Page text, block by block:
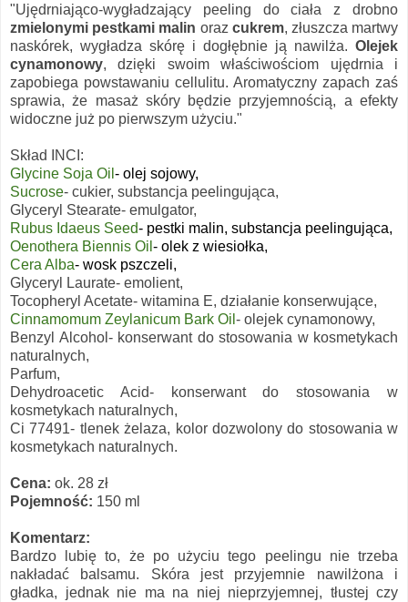
"Ujędrniająco-wygładzający peeling do ciała z drobno
zmielonymi pestkami malin oraz cukrem, złuszcza martwy
naskórek, wygładza skórę i dogłębnie ją nawilża. Olejek
cynamonowy, dzięki swoim właściwościom ujędrnia i
zapobiega powstawaniu cellulitu. Aromatyczny zapach zaś
sprawia, że masaż skóry będzie przyjemnością, a efekty
widoczne już po pierwszym użyciu."
Skład INCI:
Glycine Soja Oil - olej sojowy,
Sucrose- cukier, substancja peelingująca,
Glyceryl Stearate- emulgator,
Rubus Idaeus Seed- pestki malin, substancja peelingująca,
Oenothera Biennis Oil - olek z wiesiołka,
Cera Alba- wosk pszczeli,
Glyceryl Laurate- emolient,
Tocopheryl Acetate- witamina E, działanie konserwujące,
Cinnamomum Zeylanicum Bark Oil - olejek cynamonowy,
Benzyl Alcohol- konserwant do stosowania w kosmetykach
naturalnych,
Parfum,
Dehydroacetic Acid- konserwant do stosowania w
kosmetykach naturalnych,
Ci 77491- tlenek żelaza, kolor dozwolony do stosowania w
kosmetykach naturalnych.
Cena: ok. 28 zł
Pojemność: 150 ml
Komentarz:
Bardzo lubię to, że po użyciu tego peelingu nie trzeba
nakładać balsamu. Skóra jest przyjemnie nawilżona i
gładka, jednak nie ma na niej nieprzyjemnej, tłustej czy